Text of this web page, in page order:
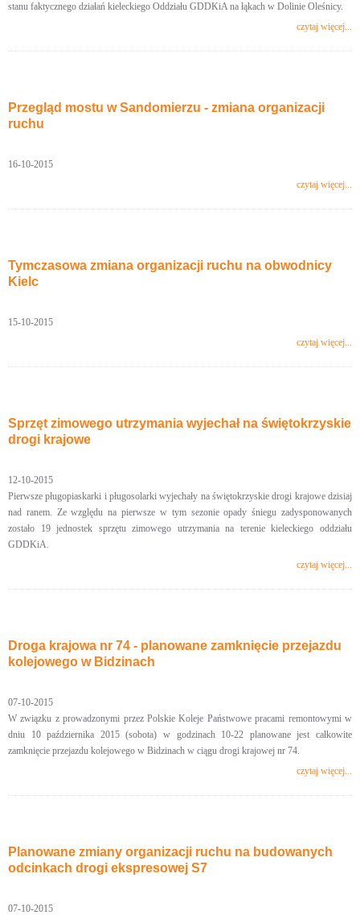
stanu faktycznego działań kieleckiego Oddziału GDDKiA na łąkach w Dolinie Oleśnicy.
czytaj więcej...
Przegląd mostu w Sandomierzu - zmiana organizacji
ruchu
16-10-2015
czytaj więcej...
Tymczasowa zmiana organizacji ruchu na obwodnicy
Kielc
15-10-2015
czytaj więcej...
Sprzęt zimowego utrzymania wyjechał na świętokrzyskie
drogi krajowe
12-10-2015
Pierwsze pługopiaskarki i pługosolarki wyjechały na świętokrzyskie drogi krajowe dzisiaj
nad ranem. Ze względu na pierwsze w tym sezonie opady śniegu zadysponowanych
zostało 19 jednostek sprzętu zimowego utrzymania na terenie kieleckiego oddziału
GDDKiA.
czytaj więcej...
Droga krajowa nr 74 - planowane zamknięcie przejazdu
kolejowego w Bidzinach
07-10-2015
W związku z prowadzonymi przez Polskie Koleje Państwowe pracami remontowymi w
dniu 10 października 2015 (sobota) w godzinach 10-22 planowane jest całkowite
zamknięcie przejazdu kolejowego w Bidzinach w ciągu drogi krajowej nr 74.
czytaj więcej...
Planowane zmiany organizacji ruchu na budowanych
odcinkach drogi ekspresowej S7
07-10-2015